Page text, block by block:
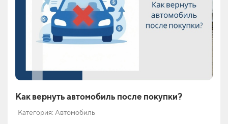
Как вернуть автомобиль после покупки?
Категория: Автомобиль